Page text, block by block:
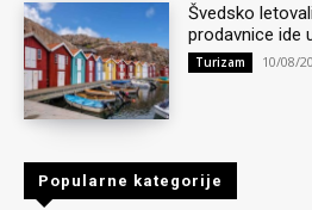
Švedsko
prodavnice ide
Turizam 10/08/
Popularne kategorije